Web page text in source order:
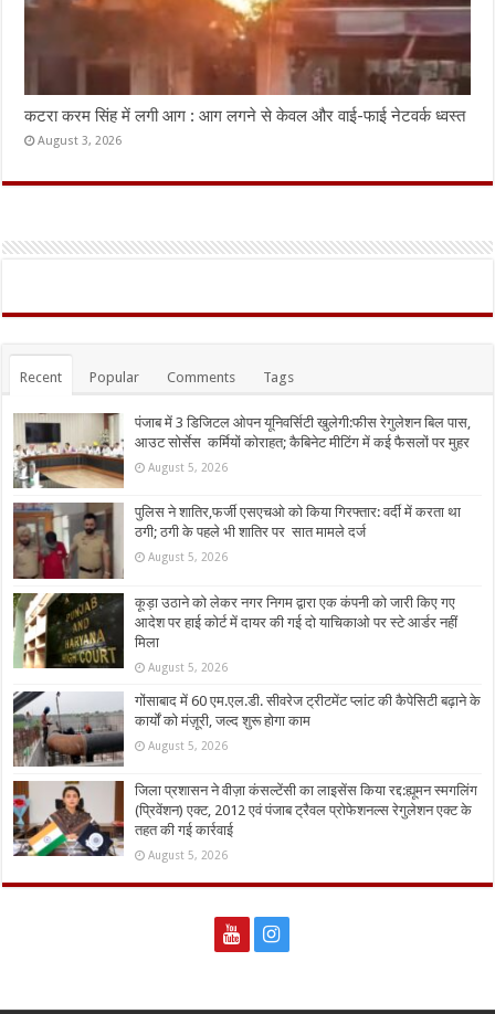
कटरा करम सिंह में लगी आग : आग लगने से केवल और वाई-फाई नेटवर्क ध्वस्त
August 3, 2026
Recent Popular Comments Tags
पंजाब में 3 डिजिटल ओपन यूनिवर्सिटी खुलेगी:फीस रेगुलेशन बिल पास,
आउट सोर्सेस कर्मियों कोराहत; कैबिनेट मीटिंग में कई फैसलों पर मुहर
August 5, 2026
पुलिस ने शातिर,फर्जी एसएचओ को किया गिरफ्तार: वर्दी में करता था
ठगी; ठगी के पहले भी शातिर पर सात मामले दर्ज
August 5, 2026
कूड़ा उठाने को लेकर नगर निगम द्वारा एक कंपनी को जारी किए गए
आदेश पर हाई कोर्ट में दायर की गई दो याचिकाओ पर स्टे आर्डर नहीं
मिला
August 5, 2026
गोंसाबाद में 60 एम.एल.डी. सीवरेज ट्रीटमेंट प्लांट की कैपेसिटी बढ़ाने के
कार्यों को मंज़ूरी, जल्द शुरू होगा काम
August 5, 2026
जिला प्रशासन ने वीज़ा कंसल्टेंसी का लाइसेंस किया रद्द:ह्यूमन स्मगलिंग
(प्रिवेंशन) एक्ट, 2012 एवं पंजाब ट्रैवल प्रोफेशनल्स रेगुलेशन एक्ट के
तहत की गई कार्रवाई
August 5, 2026